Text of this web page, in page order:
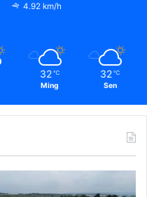
4.92 km/h
32 ℃
Ming
32 ℃
Sen